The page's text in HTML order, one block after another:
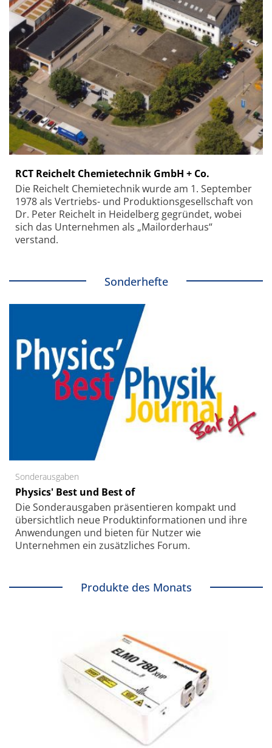
RCT Reichelt Chemietechnik GmbH + Co.
Die Reichelt Chemietechnik wurde am 1. September
1978 als Vertriebs- und Produktionsgesellschaft von
Dr. Peter Reichelt in Heidelberg gegründet, wobei
sich das Unternehmen als „Mailorderhaus“
verstand.
Sonderhefte
Sonderausgaben
Physics' Best und Best of
Die Sonder­ausgaben präsentieren kompakt und
übersichtlich neue Produkt­informationen und ihre
Anwendungen und bieten für Nutzer wie
Unternehmen ein zusätzliches Forum.
Produkte des Monats